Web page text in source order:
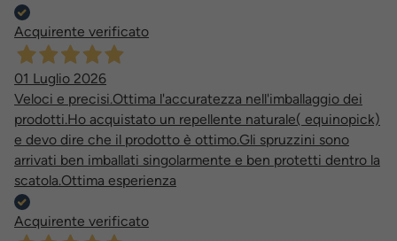
Acquirente verificato
01 Luglio 2026
Veloci e precisi.Ottima l'accuratezza nell'imballaggio dei
prodotti.Ho acquistato un repellente naturale( equinopick)
e devo dire che il prodotto è ottimo.Gli spruzzini sono
arrivati ben imballati singolarmente e ben protetti dentro la
scatola.Ottima esperienza
Acquirente verificato